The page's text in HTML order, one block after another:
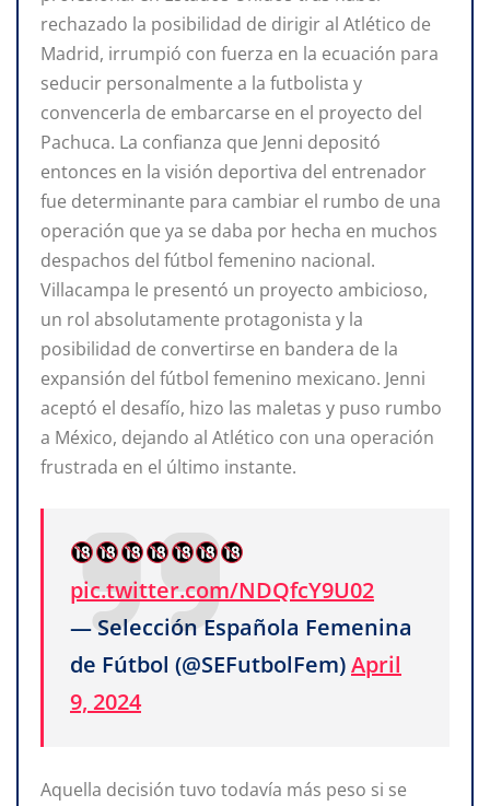
rechazado la posibilidad de dirigir al Atlético de
Madrid, irrumpió con fuerza en la ecuación para
seducir personalmente a la futbolista y
convencerla de embarcarse en el proyecto del
Pachuca. La confianza que Jenni depositó
entonces en la visión deportiva del entrenador
fue determinante para cambiar el rumbo de una
operación que ya se daba por hecha en muchos
despachos del fútbol femenino nacional.
Villacampa le presentó un proyecto ambicioso,
un rol absolutamente protagonista y la
posibilidad de convertirse en bandera de la
expansión del fútbol femenino mexicano. Jenni
aceptó el desafío, hizo las maletas y puso rumbo
a México, dejando al Atlético con una operación
frustrada en el último instante.
pic.twitter.com/NDQfcY9U02
— Selección Española Femenina
de Fútbol (@SEFutbolFem)April
9, 2024
Aquella decisión tuvo todavía más peso si se